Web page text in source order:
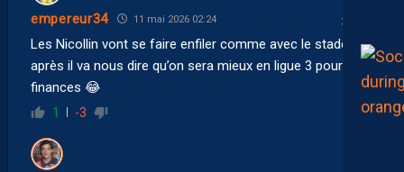
empereur34 11 mai 2026 02:24
Les Nicollin vont se faire enfiler comme avec le stade et
après il va nous dire qu’on sera mieux en ligue 3 pour les
finances 😂
1 -3